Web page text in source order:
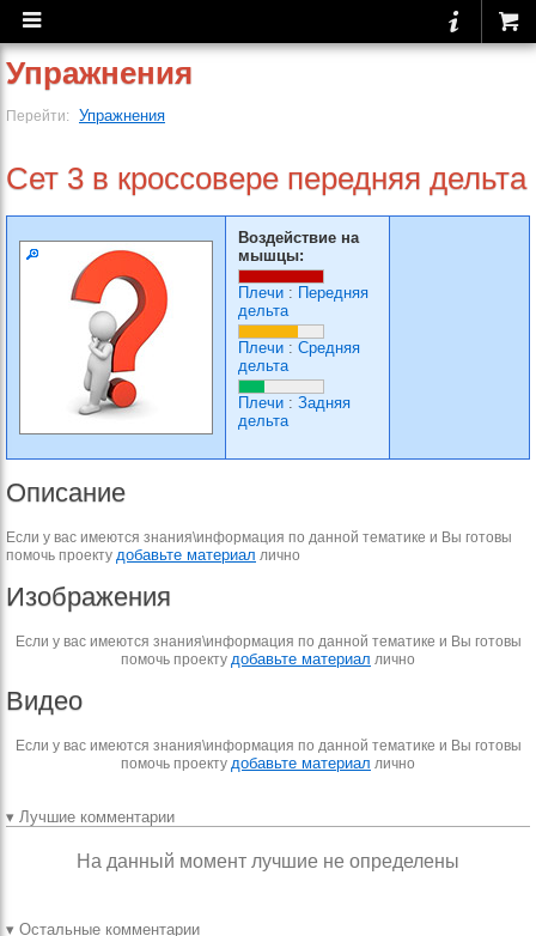
Упражнения
Перейти: Упражнения
Сет 3 в кроссовере передняя дельта
Воздействие на
мышцы:
Плечи : Передняя
дельта
Плечи : Средняя
дельта
Плечи : Задняя
дельта
Описание
Если у вас имеются знания\информация по данной тематике и Вы готовы
помочь проекту добавьте материал лично
Изображения
Если у вас имеются знания\информация по данной тематике и Вы готовы
помочь проекту добавьте материал лично
Видео
Если у вас имеются знания\информация по данной тематике и Вы готовы
помочь проекту добавьте материал лично
▾ Лучшие комментарии
На данный момент лучшие не определены
▾ Остальные комментарии